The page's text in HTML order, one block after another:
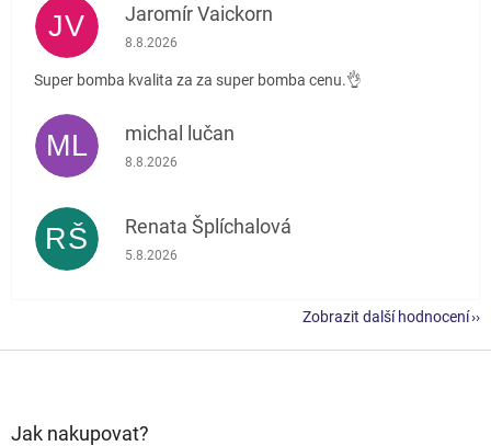
JV Jaromír Vaickorn
Hodnocení obchodu je 5 z 5 hvězdiček.
8.8.2026
Super bomba kvalita za za super bomba cenu.👌
ML michal lučan
Hodnocení obchodu je 5 z 5 hvězdiček.
8.8.2026
RŠ Renata Šplíchalová
Hodnocení obchodu je 5 z 5 hvězdiček.
5.8.2026
Zobrazit další hodnocení
Jak nakupovat?